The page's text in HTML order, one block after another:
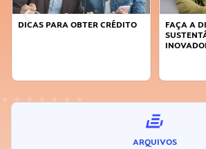
DICAS PARA OBTER CRÉDITO
FAÇA A
ARQUIVOS